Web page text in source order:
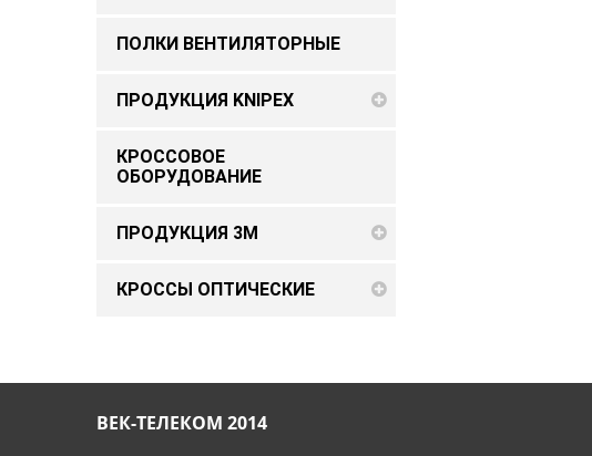
ПОЛКИ ВЕНТИЛЯТОРНЫЕ
ПРОДУКЦИЯ KNIPEX
КРОССОВОЕ
ОБОРУДОВАНИЕ
ПРОДУКЦИЯ 3M
КРОССЫ ОПТИЧЕСКИЕ
ВЕК-ТЕЛЕКОМ 2014